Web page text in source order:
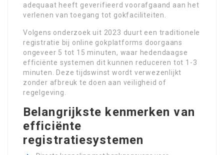
adequaat heeft geverifieerd voorafgaand aan het
verlenen van toegang tot gokfaciliteiten.
Volgens onderzoek uit 2023 duurt een traditionele
registratie bij online gokplatforms doorgaans
ongeveer 5 tot 15 minuten, waar hedendaagse
efficiënte systemen dit kunnen reduceren tot 1-3
minuten. Deze tijdswinst wordt verwezenlijkt
zonder afbreuk te doen aan veiligheid of
regelgeving.
Belangrijkste kenmerken van
efficiënte
registratiesystemen